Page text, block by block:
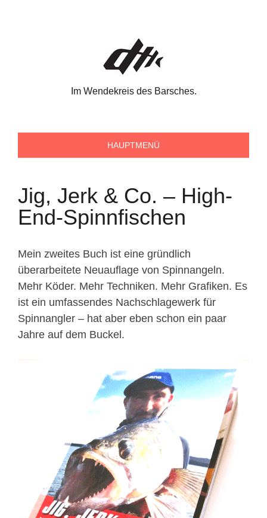
Im Wendekreis des Barsches.
HAUPTMENÜ
Jig, Jerk & Co. – High-
End-Spinnfischen
Mein zweites Buch ist eine gründlich
überarbeitete Neuauflage von Spinnangeln.
Mehr Köder. Mehr Techniken. Mehr Grafiken. Es
ist ein umfassendes Nachschlagewerk für
Spinnangler – hat aber eben schon ein paar
Jahre auf dem Buckel.